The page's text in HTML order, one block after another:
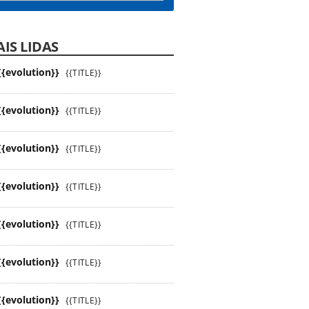
LIDAS
{{TITLE}}
{{TITLE}}
{{TITLE}}
{{TITLE}}
{{TITLE}}
{{TITLE}}
{{TITLE}}